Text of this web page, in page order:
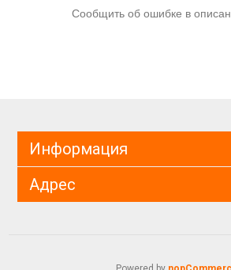
Сообщить об ошибке в
Информация
Адрес